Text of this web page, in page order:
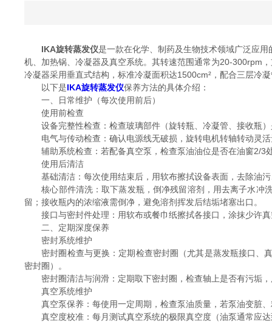
IKA旋转蒸发仪是一款在化学、制药及生物技术领域广泛应
机、加热锅、冷凝器及真空系统。其转速范围通常为20-300rpm
冷凝器采用垂直式结构，标准冷凝面积达1500cm²，配合三层冷
以下是IKA旋转蒸发仪保养方法的具体介绍：
一、日常维护（每次使用前后）
使用前检查
设备完整性检查：检查玻璃部件（旋转瓶、冷凝管、接收瓶）
电气与传动检查：确认电源线无破损，旋转电机转轴转动灵活
辅助系统检查：若配备真空泵，检查泵油油位是否在油窗2/3
使用后清洁
基础清洁：每次使用结束后，用软布擦拭设备表面，去除油污
核心部件清洗：取下蒸发瓶，倒净残留溶剂，用去离子水冲
留；接收瓶内的浓缩液需倒净，避免溶剂挥发后结垢堵塞出口。
接口与密封件处理：用软布或餐巾纸擦拭各接口，涂抹少许真
二、定期深度保养
密封系统维护
密封圈检查与更换：定期检查密封圈（尤其是蒸发瓶接口、真
密封圈）。
密封圈清洁与润滑：定期取下密封圈，检查轴上是否有污垢，
真空系统维护
真空泵保养：每使用一定周期，检查泵油质量，若泵油变脏、
真空度校准：每月测试真空系统的极限真空度（油泵通常应达